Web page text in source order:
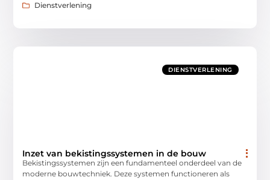
Dienstverlening
DIENSTVERLENING
Inzet van bekistingssystemen in de bouw
Bekistingssystemen zijn een fundamenteel onderdeel van de
moderne bouwtechniek. Deze systemen functioneren als